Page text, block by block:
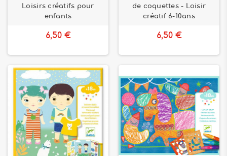
Loisirs créatifs pour
enfants
6,50 €
de coquettes - Loisir
créatif 6-10ans
6,50 €